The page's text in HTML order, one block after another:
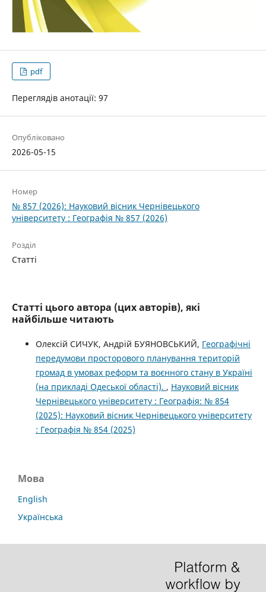
pdf
Переглядів анотації: 97
Опубліковано
2026-05-15
Номер
№ 857 (2026): Науковий вісник Чернівецького
університету : Географія № 857 (2026)
Розділ
Статті
Статті цього автора (цих авторів), які
найбільше читають
Олексій СИЧУК, Андрій БУЯНОВСЬКИЙ, Географічні
передумови просторового планування територій
громад в умовах реформ та воєнного стану в Україні
(на прикладі Одеської області). , Науковий вісник
Чернівецького університету : Географія: № 854
(2025): Науковий вісник Чернівецького університету
: Географія № 854 (2025)
Мова
English
Українська